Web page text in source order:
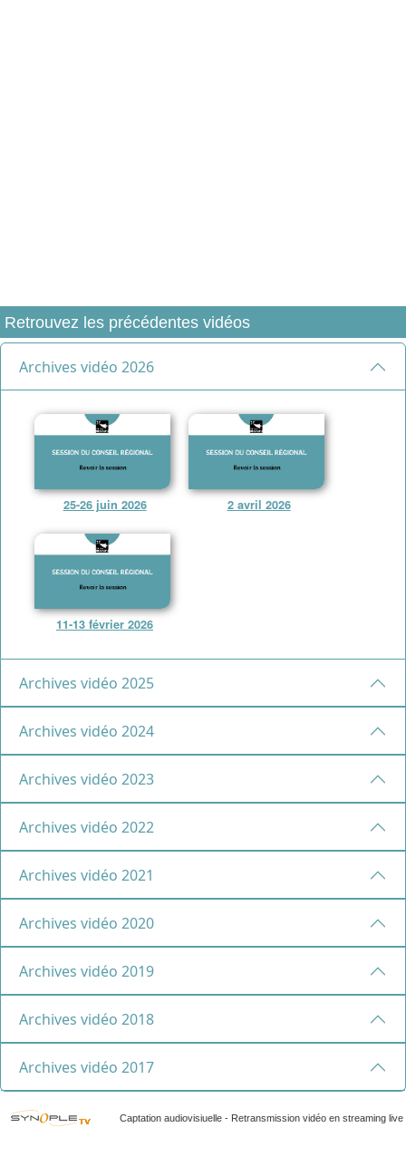
Retrouvez les précédentes vidéos
Archives vidéo 2026
25-26 juin 2026 2 avril 2026
11-13 février 2026
Archives vidéo 2025
Archives vidéo 2024
Archives vidéo 2023
Archives vidéo 2022
Archives vidéo 2021
Archives vidéo 2020
Archives vidéo 2019
Archives vidéo 2018
Archives vidéo 2017